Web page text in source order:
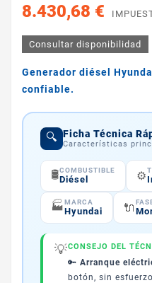
8.430,68 €
Consultar disponibilidad
Generador diésel
confiable.
🔍 Ficha Técnica
Características
🛢️COMBUSTIBLE
Diésel ⚙️
🏭MARCA
Hyundai 🔌
💡CONSEJO DEL
🔑 Arranque
botón, sin